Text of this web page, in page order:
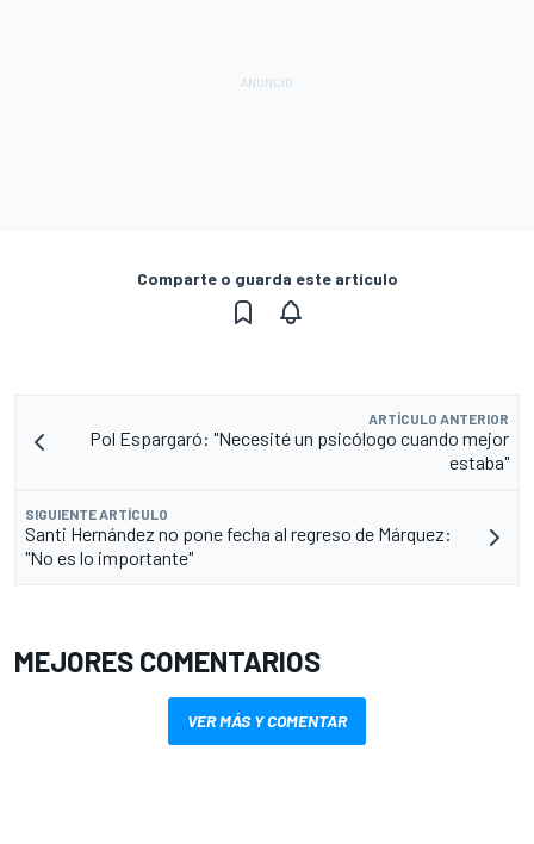
Comparte o guarda este artículo
ARTÍCULO ANTERIOR
Pol Espargaró: "Necesité un psicólogo cuando mejor
estaba"
SIGUIENTE ARTÍCULO
Santi Hernández no pone fecha al regreso de Márquez:
"No es lo importante"
MEJORES COMENTARIOS
VER MÁS Y COMENTAR